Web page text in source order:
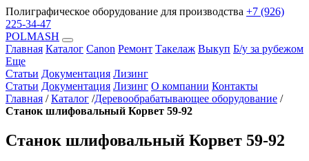
Полиграфическое оборудование для производства +7 (926)
225-34-47
POLMASH
Главная Каталог Canon Ремонт Такелаж Выкуп Б/у за рубежом
Еще
Статьи Документация Лизинг
Статьи Документация Лизинг О компании Контакты
Главная / Каталог /Деревообрабатывающее оборудование /
Станок шлифовальный Корвет 59-92
Станок шлифовальный Корвет 59-92